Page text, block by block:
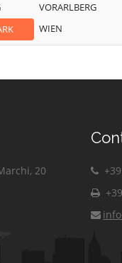
VORARLBERG
WIEN
20